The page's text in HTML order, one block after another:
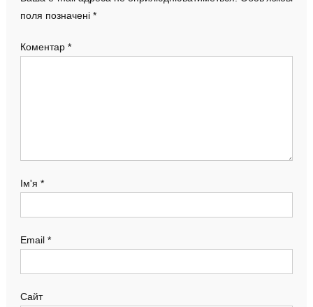
поля позначені *
Коментар *
Ім'я *
Email *
Сайт